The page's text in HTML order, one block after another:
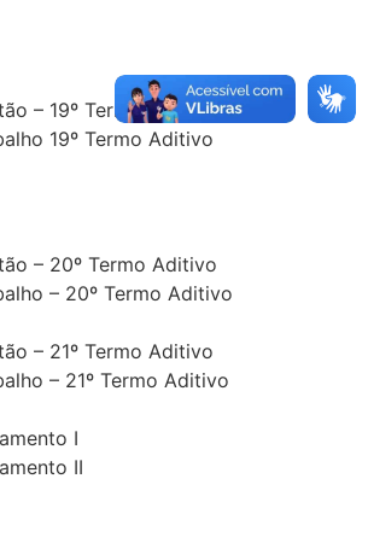
– 19º Termo Aditivo
19º Termo Aditivo
– 20º Termo Aditivo
– 20º Termo Aditivo
– 21º Termo Aditivo
– 21º Termo Aditivo
I
II